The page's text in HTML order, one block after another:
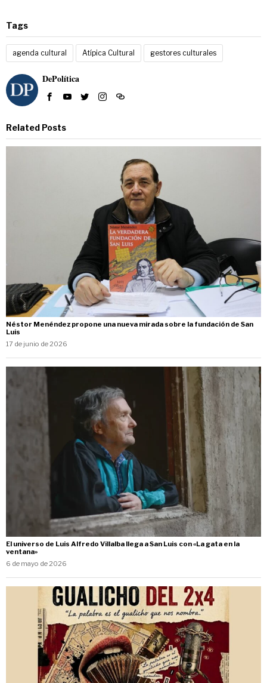
Tags
agenda cultural Atípica Cultural gestores culturales
DePolítica
Related Posts
Néstor Menéndez propone una nueva mirada sobre la fundación de San
Luis
17 de junio de 2026
El universo de Luis Alfredo Villalba llega a San Luis con «La gata en la
ventana»
6 de mayo de 2026